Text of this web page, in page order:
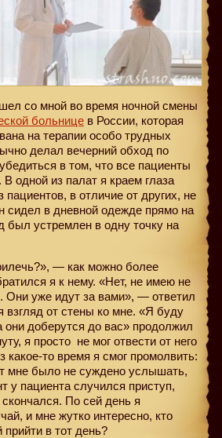
со мной во время ночной смены
больнице в России, которая
на терапии особо трудных
делал вечерний обход по
в том, что все пациенты
В одной из палат я краем глаза
пациентов, в отличие от других, не
сидел в дневной одежде прямо на
был устремлен в одну точку на
— как можно более
я к нему. «Нет, не имею не
Они уже идут за вами», — ответил
взгляд от стены ко мне. «Я буду
они доберутся до вас» продолжил
я просто не мог отвести от него
какое-то время я смог промолвить:
мне было не суждено услышать,
у пациента случился приступ,
скончался. По сей день я
и мне жутко интересно, кто
в тот день?